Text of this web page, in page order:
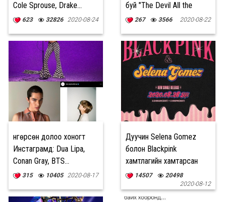
Cole Sprouse, Drake...
623 32826 2020-08-24
буй "The Devil All the
Time"
267 3566 2020-08-22
Өнгөрсөн долоо хоногт
Инстаграмд: Dua Lipa,
Conan Gray, BTS...
315 10405 2020-08-17
Дуучин Selena Gomez
болон Blackpink
хамтлагийн хамтарсан
уран бүтээл тун удахгүй
14507
20498
2020-08-12